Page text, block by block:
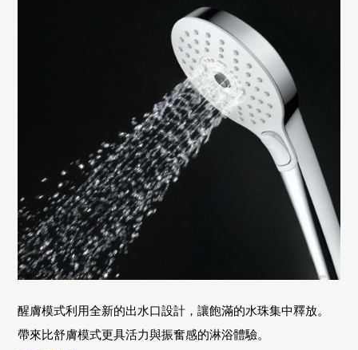
醒膚模式利用全新的出水口設計，讓飽滿的水珠集中釋放。
帶來比舒膚模式更具活力與振奮感的淋浴體驗。